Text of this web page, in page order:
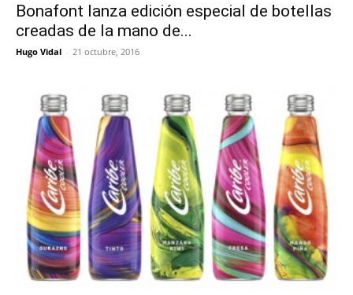
Bonafont lanza edición especial de botellas
creadas de la mano de...
Hugo Vidal - 21 octubre, 2016